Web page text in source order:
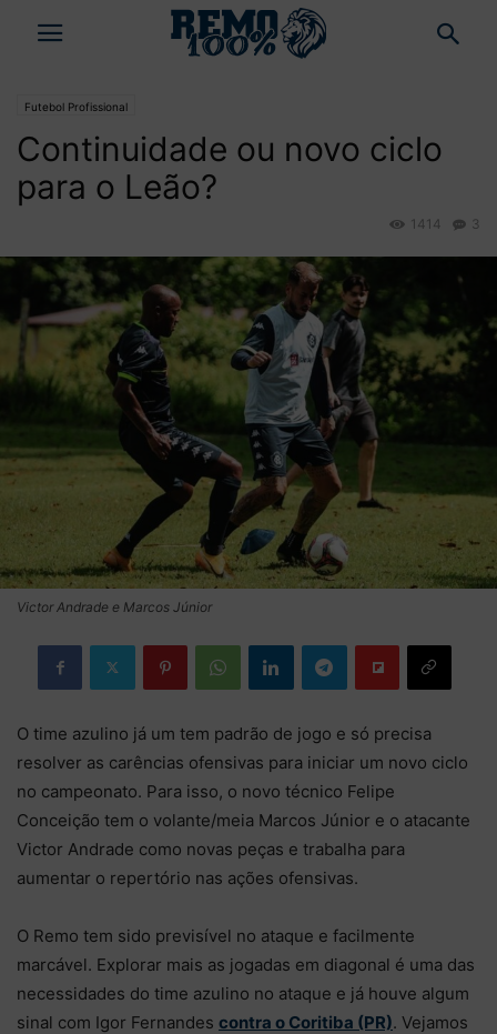
Futebol Profissional
Continuidade ou novo ciclo
para o Leão?
3
1414
Victor Andrade e Marcos Júnior
O time azulino já um tem padrão de jogo e só precisa
resolver as carências ofensivas para iniciar um novo ciclo
no campeonato. Para isso, o novo técnico Felipe
Conceição tem o volante/meia Marcos Júnior e o atacante
Victor Andrade como novas peças e trabalha para
aumentar o repertório nas ações ofensivas.
O Remo tem sido previsível no ataque e facilmente
marcável. Explorar mais as jogadas em diagonal é uma das
necessidades do time azulino no ataque e já houve algum
sinal com Igor Fernandes contra o Coritiba (PR). Vejamos